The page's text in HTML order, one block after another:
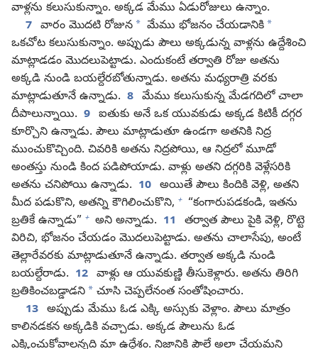
వాళ్లను కలుసుకున్నాం. అక్కడ మేము ఏడురోజులు ఉన్నాం.
7 వారం మొదటి రోజున * మేము భోజనం చేయడానికి *
ఒకచోట కలుసుకున్నాం. అప్పుడు పౌలు అక్కడున్న వాళ్లను ఉద్దేశించి
మాట్లాడడం మొదలుపెట్టాడు. ఎందుకంటే తర్వాతి రోజు అతను
అక్కడి నుండి బయల్దేరబోతున్నాడు. అతను మధ్యరాత్రి వరకు
మాట్లాడుతూనే ఉన్నాడు. 8 మేము కలుసుకున్న మేడగదిలో చాలా
దీపాలున్నాయి. 9 ఐతుకు అనే ఒక యువకుడు అక్కడ కిటికీ దగ్గర
కూర్చొని ఉన్నాడు. పౌలు మాట్లాడుతూ ఉండగా అతనికి నిద్ర
ముంచుకొచ్చింది. చివరికి అతను నిద్రపోయి, ఆ నిద్రలో మూడో
అంతస్తు నుండి కింద పడిపోయాడు. వాళ్లు అతని దగ్గరికి వెళ్లేసరికి
అతను చనిపోయి ఉన్నాడు. 10 అయితే పౌలు కిందికి వెళ్లి, అతని
మీద పడుకొని, అతన్ని కౌగిలించుకొని, +
“కంగారుపడకండి, ఇతను
బ్రతికే ఉన్నాడు” + అని అన్నాడు. 11
తర్వాత పౌలు పైకి వెళ్లి, రొట్టె
విరిచి, భోజనం చేయడం మొదలుపెట్టాడు. అతను చాలాసేపు, అంటే
తెల్లారేవరకు మాట్లాడుతూనే ఉన్నాడు. తర్వాత అక్కడి నుండి
బయల్దేరాడు. 12 వాళ్లు ఆ యువకుణ్ణి తీసుకెళ్లారు. అతను తిరిగి
బ్రతికించబడ్డాడని * చూసి చెప్పలేనంత సంతోషించారు.
13 అప్పుడు మేము ఓడ ఎక్కి అస్సుకు వెళ్లాం. పౌలు మాత్రం
కాలినడకన అక్కడికి వచ్చాడు. అక్కడ పౌలును ఓడ
ఎక్కించుకోవాలన్నది మా ఉద్దేశం. నిజానికి పౌలే అలా చేయమని